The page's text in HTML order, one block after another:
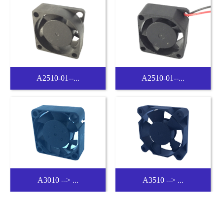
鼓風機-B4010 B4020 --> ...
B5015 --> ... B6015 --> ...